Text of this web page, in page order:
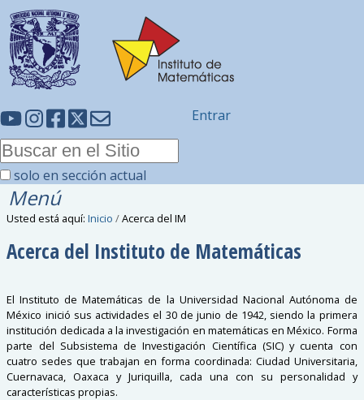
solo en sección actual
Entrar
Menú
Usted está aquí: Inicio /Acerca del IM
Acerca del Instituto de Matemáticas
El Instituto de Matemáticas de la Universidad Nacional Autónoma de
México inició sus actividades el 30 de junio de 1942, siendo la primera
institución dedicada a la investigación en matemáticas en México. Forma
parte del Subsistema de Investigación Científica (SIC) y cuenta con
cuatro sedes que trabajan en forma coordinada: Ciudad Universitaria,
Cuernavaca, Oaxaca y Juriquilla, cada una con su personalidad y
características propias.